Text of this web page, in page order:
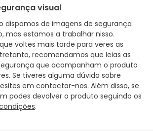
visual
dispomos de imagens de segurança
mas estamos a trabalhar nisso.
voltes mais tarde para veres as
recomendamos que leias as
que acompanham o produto
Se tiveres alguma dúvida sobre
em contactar-nos. Além disso, se
podes devolver o produto seguindo os
.